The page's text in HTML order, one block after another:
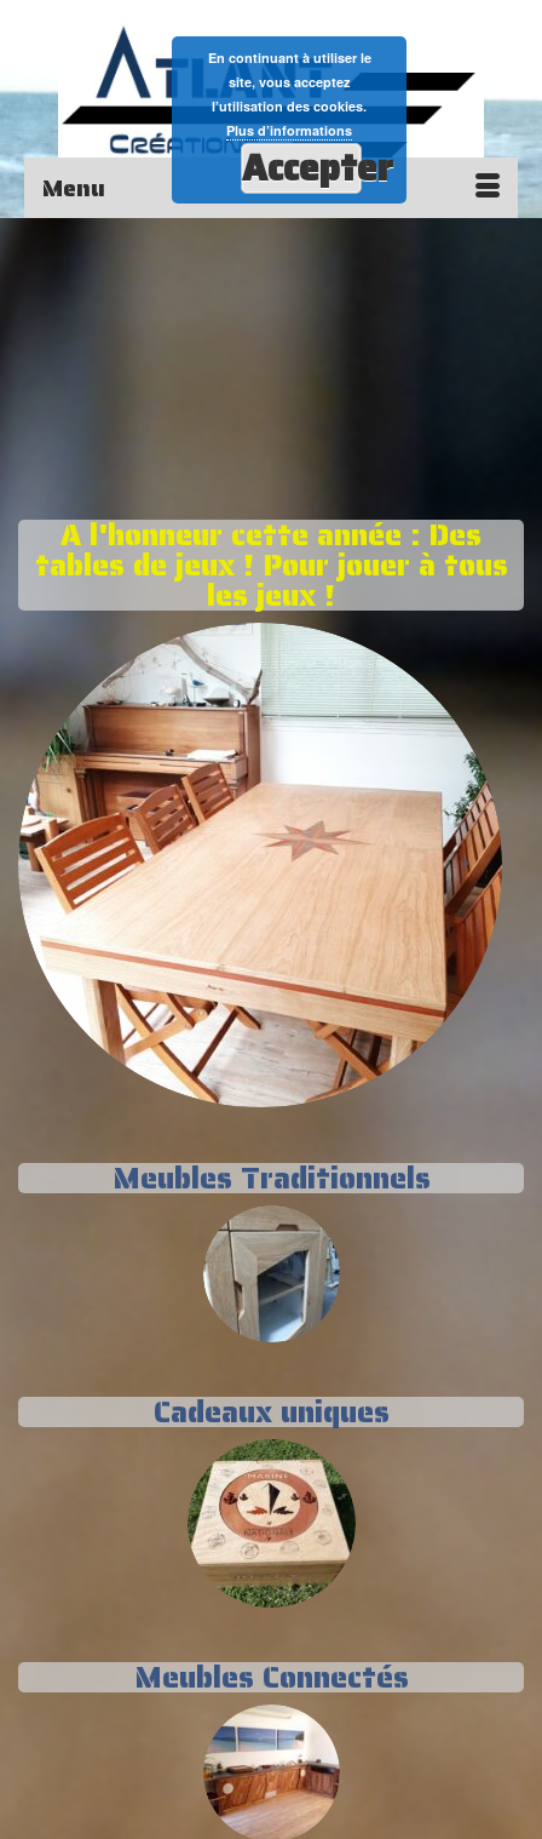
Menu
A l'honneur cette année : Des
tables de jeux ! Pour jouer à tous
les jeux !
Meubles Traditionnels
Cadeaux uniques
Meubles Connectés
En continuant à utiliser le
site, vous acceptez
l’utilisation des cookies.
Plus d’informations
Accepter